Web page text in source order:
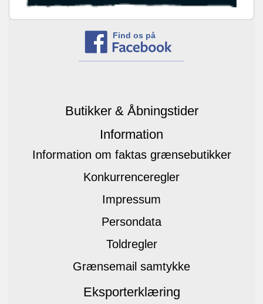
Find os på
Butikker & Åbningstider
Information
Information om faktas grænsebutikker
Konkurrenceregler
Impressum
Persondata
Toldregler
Grænsemail samtykke
Eksporterklæring